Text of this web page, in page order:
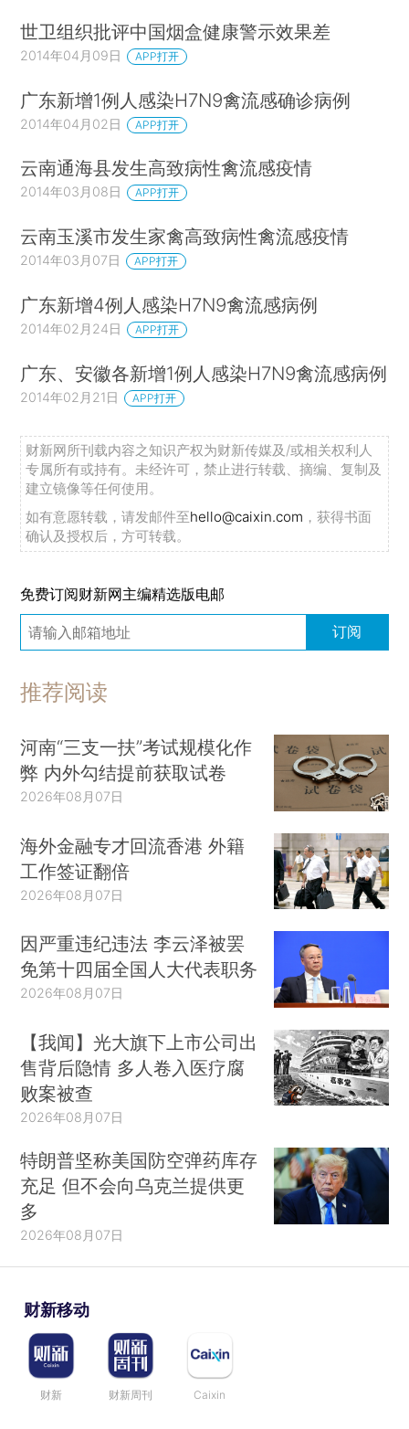
世卫组织批评中国烟盒健康警示效果差
2014年04月09日 APP打开
广东新增1例人感染H7N9禽流感确诊病例
2014年04月02日 APP打开
云南通海县发生高致病性禽流感疫情
2014年03月08日 APP打开
云南玉溪市发生家禽高致病性禽流感疫情
2014年03月07日 APP打开
广东新增4例人感染H7N9禽流感病例
2014年02月24日 APP打开
广东、安徽各新增1例人感染H7N9禽流感病例
2014年02月21日 APP打开
财新网所刊载内容之知识产权为财新传媒及/或相关权利人
专属所有或持有。未经许可，禁止进行转载、摘编、复制及
建立镜像等任何使用。
如有意愿转载，请发邮件至hello@caixin.com ，获得书面
确认及授权后，方可转载。
免费订阅财新网主编精选版电邮
订阅
推荐阅读
河南“三支一扶”考试规模化作
弊 内外勾结提前获取试卷
2026年08月07日
海外金融专才回流香港 外籍
工作签证翻倍
2026年08月07日
因严重违纪违法 李云泽被罢
免第十四届全国人大代表职务
2026年08月07日
【我闻】光大旗下上市公司出
售背后隐情 多人卷入医疗腐
败案被查
2026年08月07日
特朗普坚称美国防空弹药库存
充足 但不会向乌克兰提供更
多
2026年08月07日
财新移动
财新 财新周刊 Caixin